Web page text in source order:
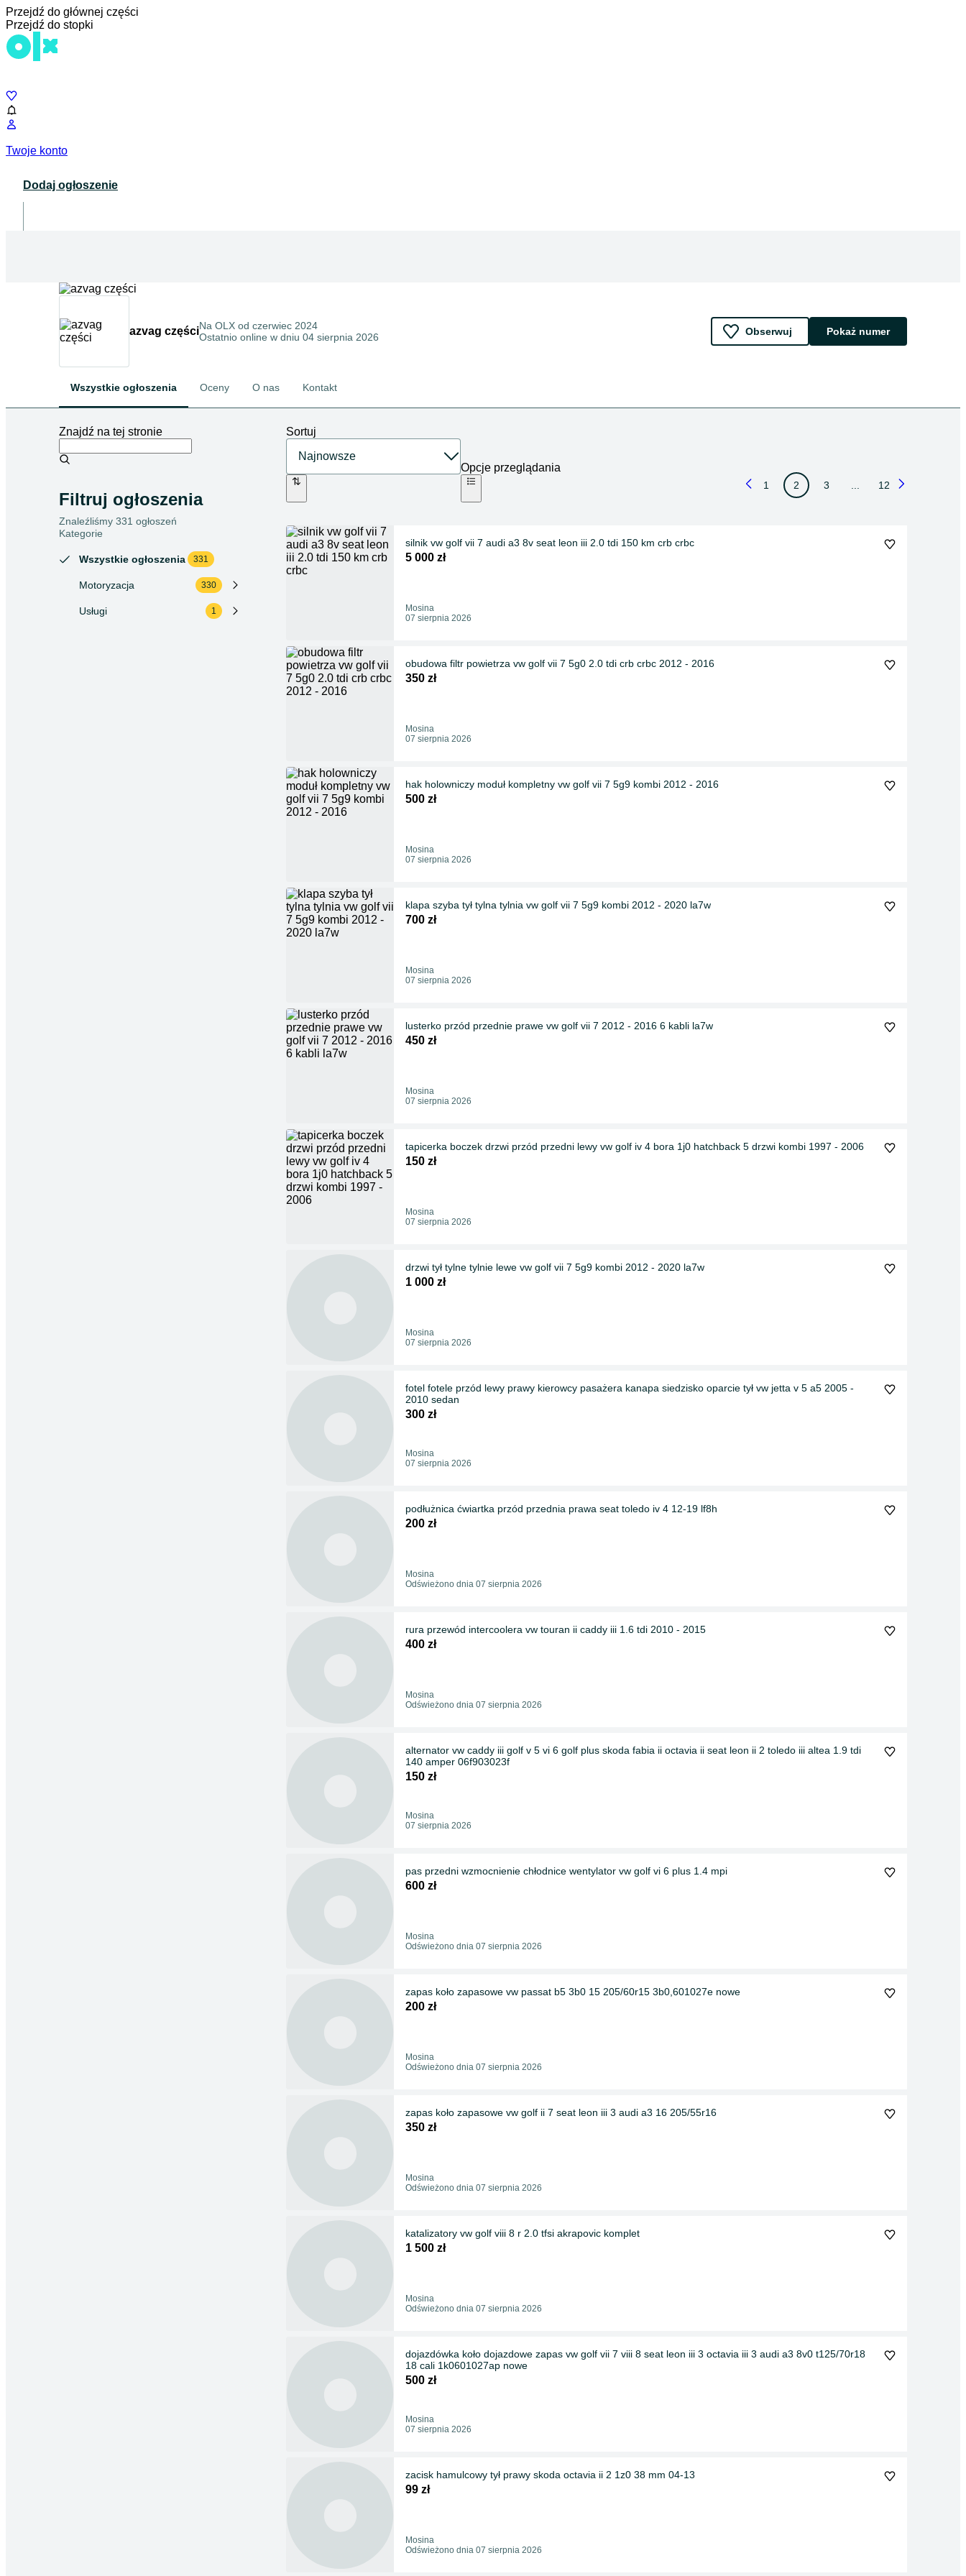
Przejdź do głównej części
Przejdź do stopki
Twoje konto
Dodaj ogłoszenie
azvag częściNa OLX od czerwiec 2024
Ostatnio online w dniu 04 sierpnia 2026
Obserwuj Pokaż numer
Wszystkie ogłoszenia Oceny O nas Kontakt
Znajdź na tej stronie
Filtruj ogłoszenia
Znaleźliśmy 331 ogłoszeń
Kategorie
Wszystkie ogłoszenia 331
Motoryzacja 330
Usługi 1
Sortuj
Opcje przeglądania
1 2 3 12
silnik vw golf vii 7 audi a3 8v seat leon iii 2.0 tdi 150 km crb crbc
5 000 zł
Mosina
07 sierpnia 2026
obudowa filtr powietrza vw golf vii 7 5g0 2.0 tdi crb crbc 2012 - 2016
350 zł
Mosina
07 sierpnia 2026
hak holowniczy moduł kompletny vw golf vii 7 5g9 kombi 2012 - 2016
500 zł
Mosina
07 sierpnia 2026
klapa szyba tył tylna tylnia vw golf vii 7 5g9 kombi 2012 - 2020 la7w
700 zł
Mosina
07 sierpnia 2026
lusterko przód przednie prawe vw golf vii 7 2012 - 2016 6 kabli la7w
450 zł
Mosina
07 sierpnia 2026
tapicerka boczek drzwi przód przedni lewy vw golf iv 4 bora 1j0 hatchback 5 drzwi kombi 1997 - 2006
150 zł
Mosina
07 sierpnia 2026
drzwi tył tylne tylnie lewe vw golf vii 7 5g9 kombi 2012 - 2020 la7w
1 000 zł
Mosina
07 sierpnia 2026
fotel fotele przód lewy prawy kierowcy pasażera kanapa siedzisko oparcie tył vw jetta v 5 a5 2005 -
2010 sedan
300 zł
Mosina
07 sierpnia 2026
podłużnica ćwiartka przód przednia prawa seat toledo iv 4 12-19 lf8h
200 zł
Mosina
Odświeżono dnia 07 sierpnia 2026
rura przewód intercoolera vw touran ii caddy iii 1.6 tdi 2010 - 2015
400 zł
Mosina
Odświeżono dnia 07 sierpnia 2026
alternator vw caddy iii golf v 5 vi 6 golf plus skoda fabia ii octavia ii seat leon ii 2 toledo iii altea 1.9 tdi
140 amper 06f903023f
150 zł
Mosina
07 sierpnia 2026
pas przedni wzmocnienie chłodnice wentylator vw golf vi 6 plus 1.4 mpi
600 zł
Mosina
Odświeżono dnia 07 sierpnia 2026
zapas koło zapasowe vw passat b5 3b0 15 205/60r15 3b0,601027e nowe
200 zł
Mosina
Odświeżono dnia 07 sierpnia 2026
zapas koło zapasowe vw golf ii 7 seat leon iii 3 audi a3 16 205/55r16
350 zł
Mosina
Odświeżono dnia 07 sierpnia 2026
katalizatory vw golf viii 8 r 2.0 tfsi akrapovic komplet
1 500 zł
Mosina
Odświeżono dnia 07 sierpnia 2026
dojazdówka koło dojazdowe zapas vw golf vii 7 viii 8 seat leon iii 3 octavia iii 3 audi a3 8v0 t125/70r18
18 cali 1k0601027ap nowe
500 zł
Mosina
07 sierpnia 2026
zacisk hamulcowy tył prawy skoda octavia ii 2 1z0 38 mm 04-13
99 zł
Mosina
Odświeżono dnia 07 sierpnia 2026